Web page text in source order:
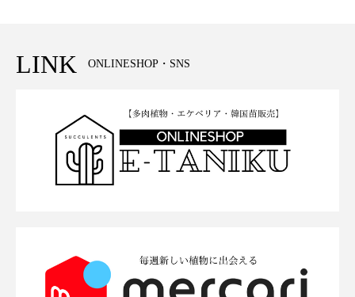
LINK ONLINESHOP・SNS